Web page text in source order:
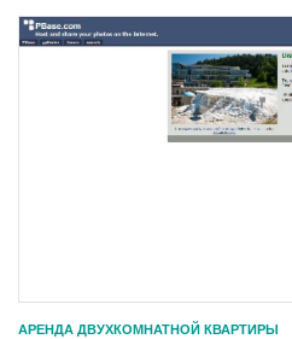
АРЕНДА ДВУХКОМНАТНОЙ КВАРТИРЫ